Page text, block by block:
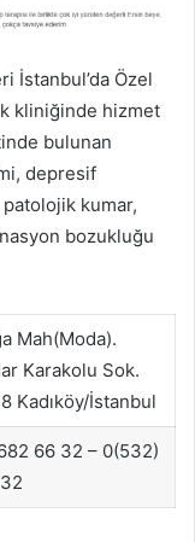
İstanbul’da Özel
kliniğinde hizmet
bulunan
depresif
kumar,
bozukluğu
Mah(Moda).
Karakolu Sok.
Kadıköy/İstanbul
66 32 – 0(532)